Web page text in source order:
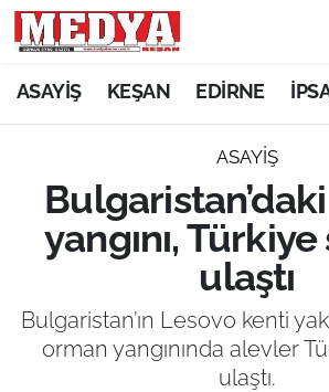
ASAYİŞ KEŞAN EDİRNE
ASAYİŞ
yangını, Türkiye
ulaştı
Bulgaristan’ın Lesovo kenti
orman yangınında alevler
ulaştı.
KEŞAN
ASAYİŞ
SİYASET
GÜNDEM
EKONOMİ